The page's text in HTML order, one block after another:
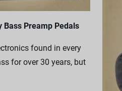
Bass Preamp Pedals
found in every
for over 30 years, but